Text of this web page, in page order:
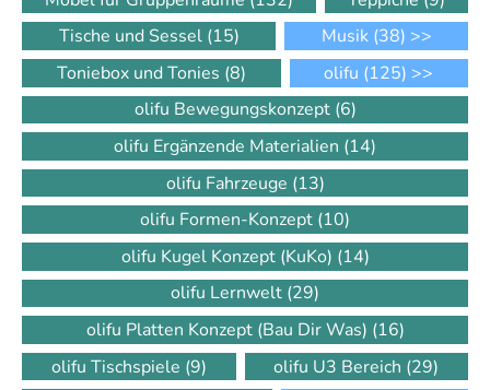
Tische und Sessel (15) Musik (38) >>
Toniebox und Tonies (8) olifu (125) >>
olifu Bewegungskonzept (6)
olifu Ergänzende Materialien (14)
olifu Fahrzeuge (13)
olifu Formen-Konzept (10)
olifu Kugel Konzept (KuKo) (14)
olifu Lernwelt (29)
olifu Platten Konzept (Bau Dir Was) (16)
olifu Tischspiele (9) olifu U3 Bereich (29)